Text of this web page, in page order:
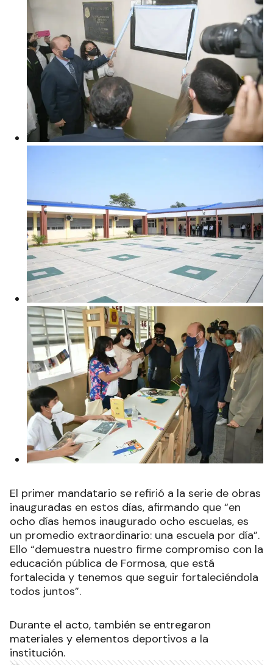
El primer mandatario se refirió a la serie de obras
inauguradas en estos días, afirmando que “en
ocho días hemos inaugurado ocho escuelas, es
un promedio extraordinario: una escuela por día”.
Ello “demuestra nuestro firme compromiso con la
educación pública de Formosa, que está
fortalecida y tenemos que seguir fortaleciéndola
todos juntos”.
Durante el acto, también se entregaron
materiales y elementos deportivos a la
institución.